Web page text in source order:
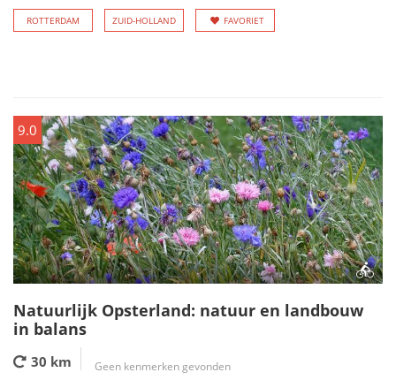
ROTTERDAM ZUID-HOLLAND FAVORIET
9.0
Natuurlijk Opsterland: natuur en landbouw
in balans
30 km Geen kenmerken gevonden